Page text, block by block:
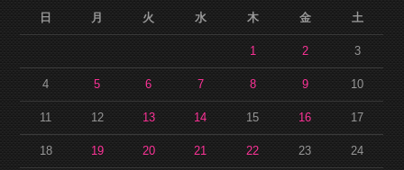
日
月 火 水 木 金 土
1 2 3
4 5 6 7 8 9 10
11 12 13 14 15 16 17
18 19 20 21 22 23 24